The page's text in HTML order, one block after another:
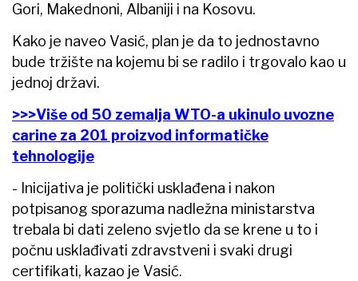
Gori, Makednoni, Albaniji i na Kosovu.
Kako je naveo Vasić, plan je da to jednostavno
bude tržište na kojemu bi se radilo i trgovalo kao u
jednoj državi.
>>>Više od 50 zemalja WTO-a ukinulo uvozne
carine za 201 proizvod informatičke
tehnologije
- Inicijativa je politički usklađena i nakon
potpisanog sporazuma nadležna ministarstva
trebala bi dati zeleno svjetlo da se krene u to i
počnu usklađivati zdravstveni i svaki drugi
certifikati, kazao je Vasić.